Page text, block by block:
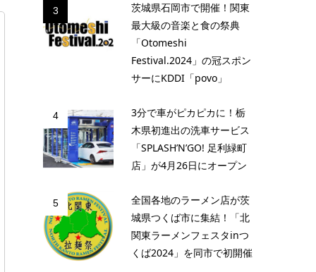
3
茨城県石岡市で開催！関東
最大級の音楽と食の祭典
「Otomeshi
Festival.2024」の冠スポン
サーにKDDI「povo」
4
3分で車がピカピカに！栃
木県初進出の洗車サービス
「SPLASH’N’GO! 足利緑町
店」が4月26日にオープン
5
全国各地のラーメン店が茨
城県つくば市に集結！「北
関東ラーメンフェスタinつ
くば2024」を同市で初開催